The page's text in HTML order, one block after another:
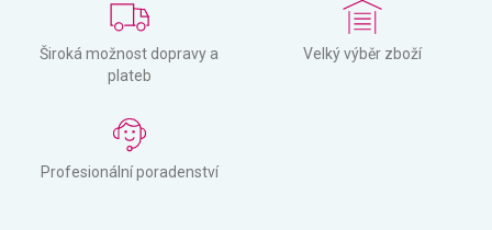
Široká možnost dopravy a
plateb
Velký výběr zboží
Profesionální poradenství